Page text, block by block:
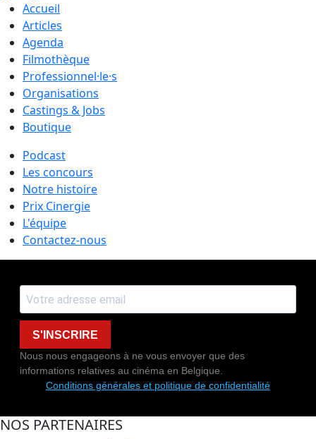
Accueil
Articles
Agenda
Filmothèque
Professionnel·le·s
Organisations
Castings & Jobs
Boutique
Podcast
Les concours
Notre histoire
Prix Cinergie
L'équipe
Contactez-nous
S'INSCRIRE
Nous nous engageons à ne vous envoyer que des
informations relatives au cinéma en Belgique.
Conditions générales et politique de confidentialité
NOS PARTENAIRES